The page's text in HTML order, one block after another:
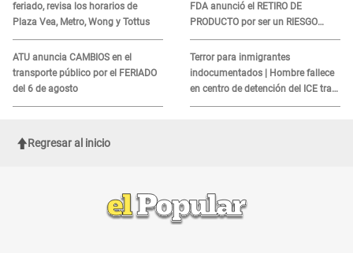
feriado, revisa los horarios de
Plaza Vea, Metro, Wong y Tottus
ATU anuncia CAMBIOS en el
transporte público por el FERIADO
del 6 de agosto
FDA anunció el RETIRO DE
PRODUCTO por ser un RIESGO
MORTAL para consumidores: ¿Cuál
es?
Terror para inmigrantes
indocumentados | Hombre fallece
en centro de detención del ICE tras
sufrir una "emergencia médica"
Regresar al inicio